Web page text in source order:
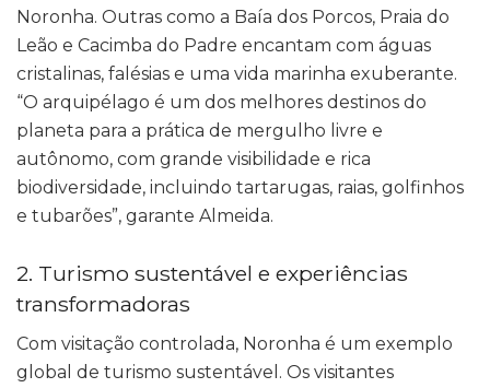
Noronha. Outras como a Baía dos Porcos, Praia do
Leão e Cacimba do Padre encantam com águas
cristalinas, falésias e uma vida marinha exuberante.
“O arquipélago é um dos melhores destinos do
planeta para a prática de mergulho livre e
autônomo, com grande visibilidade e rica
biodiversidade, incluindo tartarugas, raias, golfinhos
e tubarões”, garante Almeida.
2. Turismo sustentável e experiências
transformadoras
Com visitação controlada, Noronha é um exemplo
global de turismo sustentável. Os visitantes